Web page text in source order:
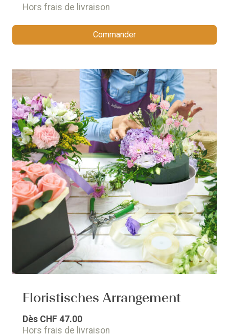
Hors frais de livraison
Commander
Floristisches Arrangement
Dès CHF 47.00
Hors frais de livraison